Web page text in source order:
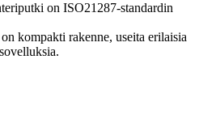
on ISO21287-standardin
kompakti rakenne, useita erilaisia